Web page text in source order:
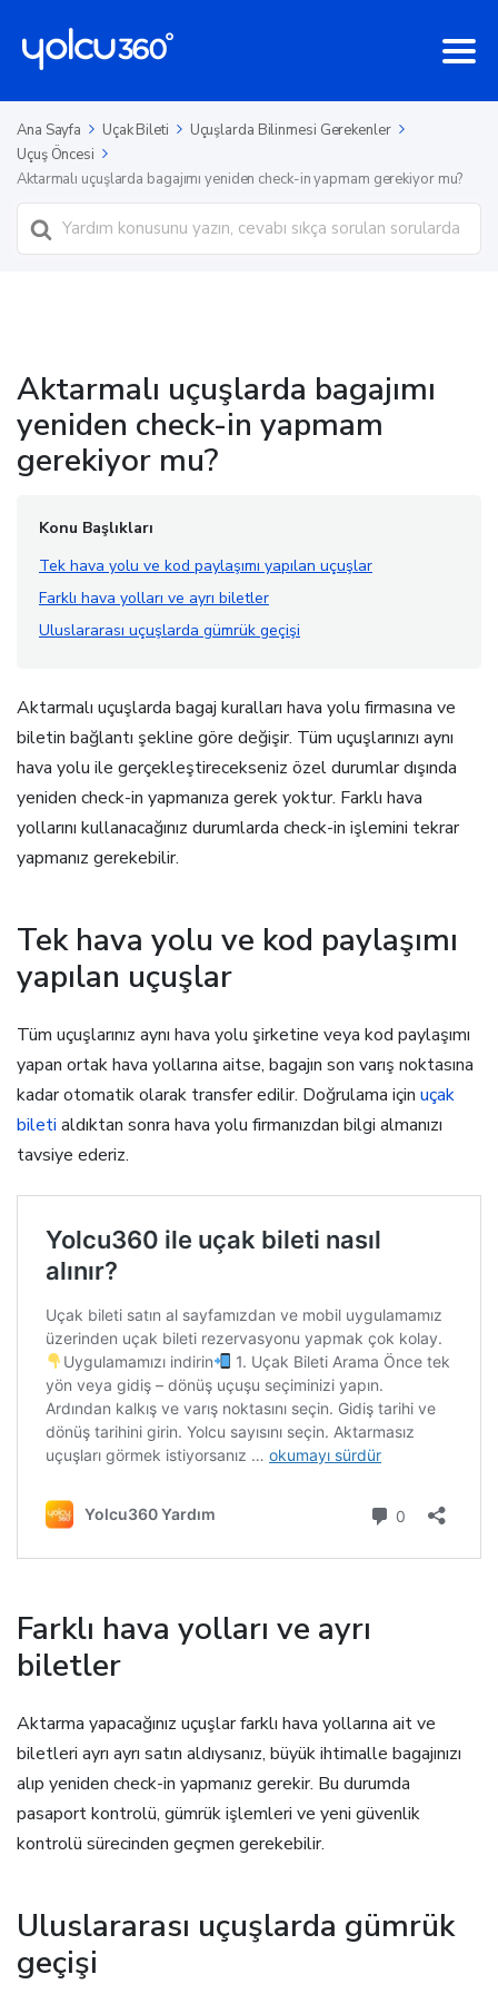
Ana Sayfa Uçak Bileti
Uçuşlarda Bilinmesi Gerekenler
Uçuş Öncesi
Aktarmalı uçuşlarda bagajımı yeniden check-in yapmam gerekiyor mu?
Ara
Aktarmalı uçuşlarda bagajımı
yeniden check-in yapmam
gerekiyor mu?
Konu Başlıkları
Tek hava yolu ve kod paylaşımı yapılan uçuşlar
Farklı hava yolları ve ayrı biletler
Uluslararası uçuşlarda gümrük geçişi
Aktarmalı uçuşlarda bagaj kuralları hava yolu firmasına ve
biletin bağlantı şekline göre değişir. Tüm uçuşlarınızı aynı
hava yolu ile gerçekleştirecekseniz özel durumlar dışında
yeniden check-in yapmanıza gerek yoktur. Farklı hava
yollarını kullanacağınız durumlarda check-in işlemini tekrar
yapmanız gerekebilir.
Tek hava yolu ve kod paylaşımı
yapılan uçuşlar
Tüm uçuşlarınız aynı hava yolu şirketine veya kod paylaşımı
yapan ortak hava yollarına aitse, bagajın son varış noktasına
kadar otomatik olarak transfer edilir. Doğrulama için uçak
bileti aldıktan sonra hava yolu firmanızdan bilgi almanızı
tavsiye ederiz.
Farklı hava yolları ve ayrı
biletler
Aktarma yapacağınız uçuşlar farklı hava yollarına ait ve
biletleri ayrı ayrı satın aldıysanız, büyük ihtimalle bagajınızı
alıp yeniden check-in yapmanız gerekir. Bu durumda
pasaport kontrolü, gümrük işlemleri ve yeni güvenlik
kontrolü sürecinden geçmen gerekebilir.
Uluslararası uçuşlarda gümrük
geçişi